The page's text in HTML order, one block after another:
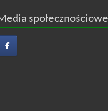
społecznościowe